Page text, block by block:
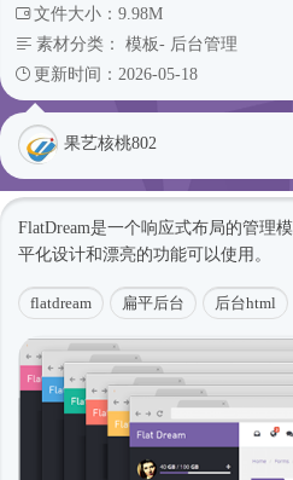
文件大小：9.98M
素材分类： 模板- 后台管理
更新时间：2026-05-18
果艺核桃802
FlatDream是一个响应式布局的管理
平化设计和漂亮的功能可以使用。
flatdream 扁平后台 后台html